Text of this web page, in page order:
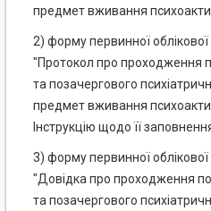
предмет вживання
2) форму первинної
"Протокол про проходження
та позачергового
предмет вживання
Інструкцію щодо її
3) форму первинної
"Довідка про проходження
та позачергового